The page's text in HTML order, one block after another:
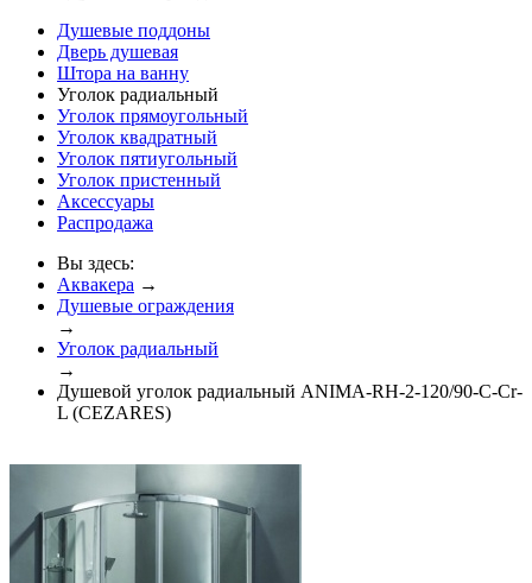
Душевые поддоны
Дверь душевая
Штора на ванну
Уголок радиальный
Уголок прямоугольный
Уголок квадратный
Уголок пятиугольный
Уголок пристенный
Аксессуары
Распродажа
Вы здесь:
Аквакера →
Душевые ограждения
→
Уголок радиальный
→
Душевой уголок радиальный ANIMA-RH-2-120/90-C-Cr-
L (CEZARES)